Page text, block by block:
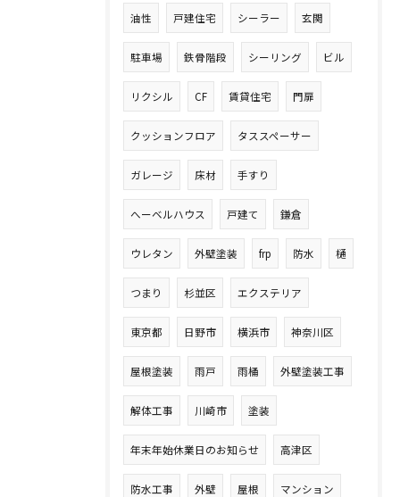
油性 戸建住宅 シーラー 玄関
駐車場 鉄骨階段 シーリング ビル
リクシル CF 賃貸住宅 門扉
クッションフロア タススペーサー
ガレージ 床材 手すり
へーベルハウス 戸建て 鎌倉
ウレタン 外壁塗装 frp 防水 樋
つまり 杉並区 エクステリア
東京都 日野市 横浜市 神奈川区
屋根塗装 雨戸 雨桶 外壁塗装工事
解体工事 川崎市 塗装
年末年始休業日のお知らせ 高津区
防水工事 外壁 屋根 マンション